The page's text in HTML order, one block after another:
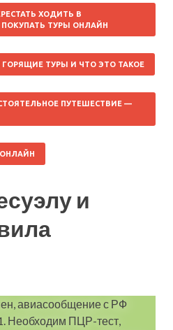
ХОДИТЬ В
ПОКУПАТЬ ТУРЫ ОНЛАЙН
ТУРЫ И ЧТО ЭТО ТАКОЕ
ПУТЕШЕСТВИЕ —
и
авиасообщение с РФ
Необходим ПЦР-тест,